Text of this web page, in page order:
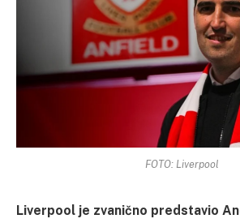
FOTO: Liverpool
Liverpool je zvanično predstavio